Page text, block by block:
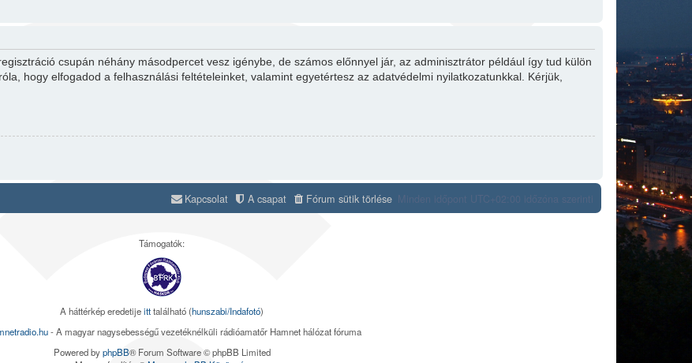
csupán néhány másodpercet vesz igénybe, de számos előnnyel jár, az adminisztrátor például így tud külön
hogy elfogadod a felhasználási feltételeinket, valamint egyetértesz az adatvédelmi nyilatkozatunkkal. Kérjük,
Minden időpont UTC+02:00 időzóna szerinti
Fórum sütik törlése
A csapat
Kapcsolat
Támogatók:
A háttérkép eredetijeitttalálható (hunszabi/Indafotó)
- A magyar nagysebességű vezetéknélküli rádióamatőr Hamnet hálózat fóruma
Powered byphpBB® Forum Software © phpBB Limited